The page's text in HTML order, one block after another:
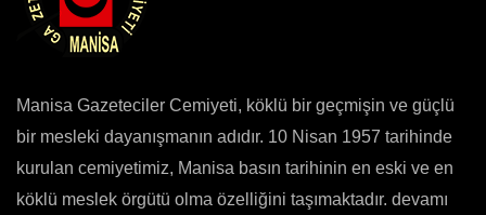
Manisa Gazeteciler Cemiyeti, köklü bir geçmişin ve güçlü
bir mesleki dayanışmanın adıdır. 10 Nisan 1957 tarihinde
kurulan cemiyetimiz, Manisa basın tarihinin en eski ve en
köklü meslek örgütü olma özelliğini taşımaktadır. devamı